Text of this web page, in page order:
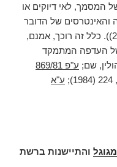
המסמך, לאי דיוקים או
והאינטרסים של הדובר
(ראו יעקב קדמי על הראיות 589 (2003)). כלל זה רוכך, אמנם,
של העדפה המתמקד
שם;
ע"פ 869/81
ע"א
והתיישנות ברשת